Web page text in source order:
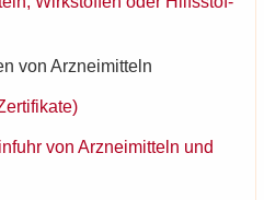
von Arz­nei­mit­teln
von Arz­nei­mit­teln und